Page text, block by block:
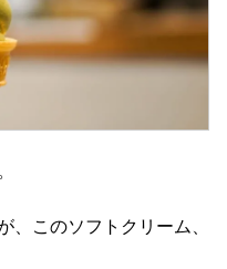
、このソフトクリーム、